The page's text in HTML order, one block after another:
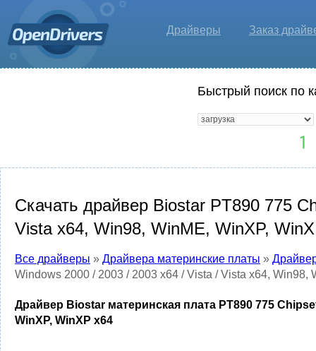
Драйверы Заказ
Быстрый поиск по
Скачать драйвер Biostar PT890 775
Vista x64, Win98, WinME, WinXP,
Все драйверы » Драйвера материнские платы »
Windows 2000 / 2003 / 2003 x64 / Vista / Vista x64, Win98,
Драйвер Biostar материнская плата PT890 775
WinXP, WinXP x64